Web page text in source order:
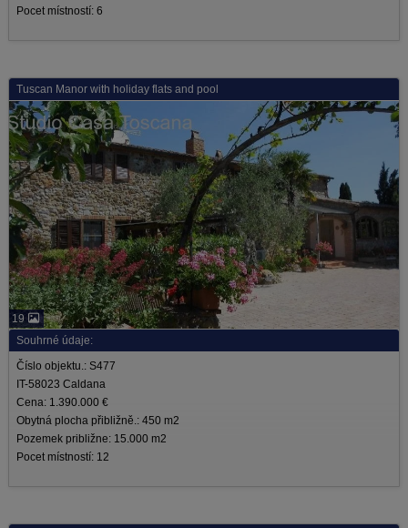
Pocet místností: 6
Tuscan Manor with holiday flats and pool
19
Souhrné údaje:
Číslo objektu.: S477
IT-58023 Caldana
Cena: 1.390.000 €
Obytná plocha přibližně.: 450 m2
Pozemek približne: 15.000 m2
Pocet místností: 12